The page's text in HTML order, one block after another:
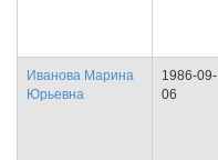
Иванова Марина
Юрьевна
1986-09-
06